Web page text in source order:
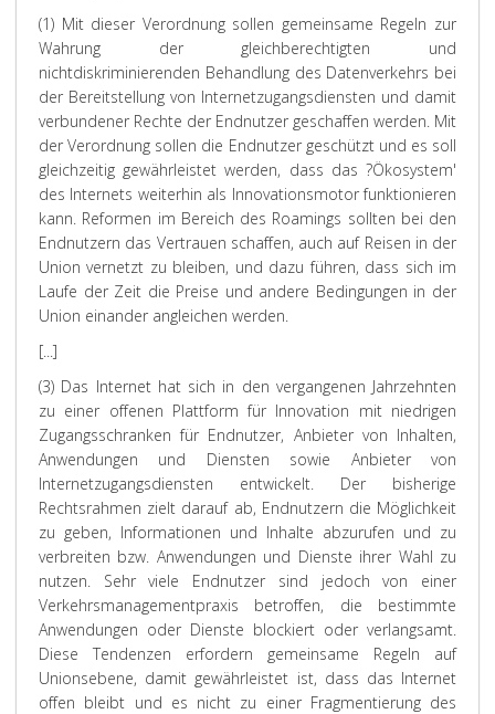
(1) Mit dieser Verordnung sollen gemeinsame Regeln zur
Wahrung der gleichberechtigten und
nichtdiskriminierenden Behandlung des Datenverkehrs bei
der Bereitstellung von Internetzugangsdiensten und damit
verbundener Rechte der Endnutzer geschaffen werden. Mit
der Verordnung sollen die Endnutzer geschützt und es soll
gleichzeitig gewährleistet werden, dass das ?Ökosystem'
des Internets weiterhin als Innovationsmotor funktionieren
kann. Reformen im Bereich des Roamings sollten bei den
Endnutzern das Vertrauen schaffen, auch auf Reisen in der
Union vernetzt zu bleiben, und dazu führen, dass sich im
Laufe der Zeit die Preise und andere Bedingungen in der
Union einander angleichen werden.
[...]
(3) Das Internet hat sich in den vergangenen Jahrzehnten
zu einer offenen Plattform für Innovation mit niedrigen
Zugangsschranken für Endnutzer, Anbieter von Inhalten,
Anwendungen und Diensten sowie Anbieter von
Internetzugangsdiensten entwickelt. Der bisherige
Rechtsrahmen zielt darauf ab, Endnutzern die Möglichkeit
zu geben, Informationen und Inhalte abzurufen und zu
verbreiten bzw. Anwendungen und Dienste ihrer Wahl zu
nutzen. Sehr viele Endnutzer sind jedoch von einer
Verkehrsmanagementpraxis betroffen, die bestimmte
Anwendungen oder Dienste blockiert oder verlangsamt.
Diese Tendenzen erfordern gemeinsame Regeln auf
Unionsebene, damit gewährleistet ist, dass das Internet
offen bleibt und es nicht zu einer Fragmentierung des